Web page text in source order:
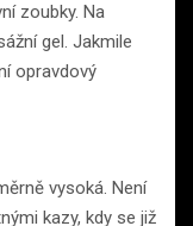
zoubky. Na
gel. Jakmile
opravdový
vysoká. Není
kazy, kdy se již